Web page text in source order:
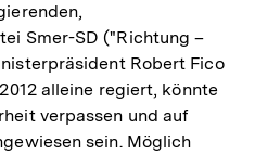
Smer-SD ("Richtung –
Robert Fico
alleine regiert, könnte
verpassen und auf
sein. Möglich